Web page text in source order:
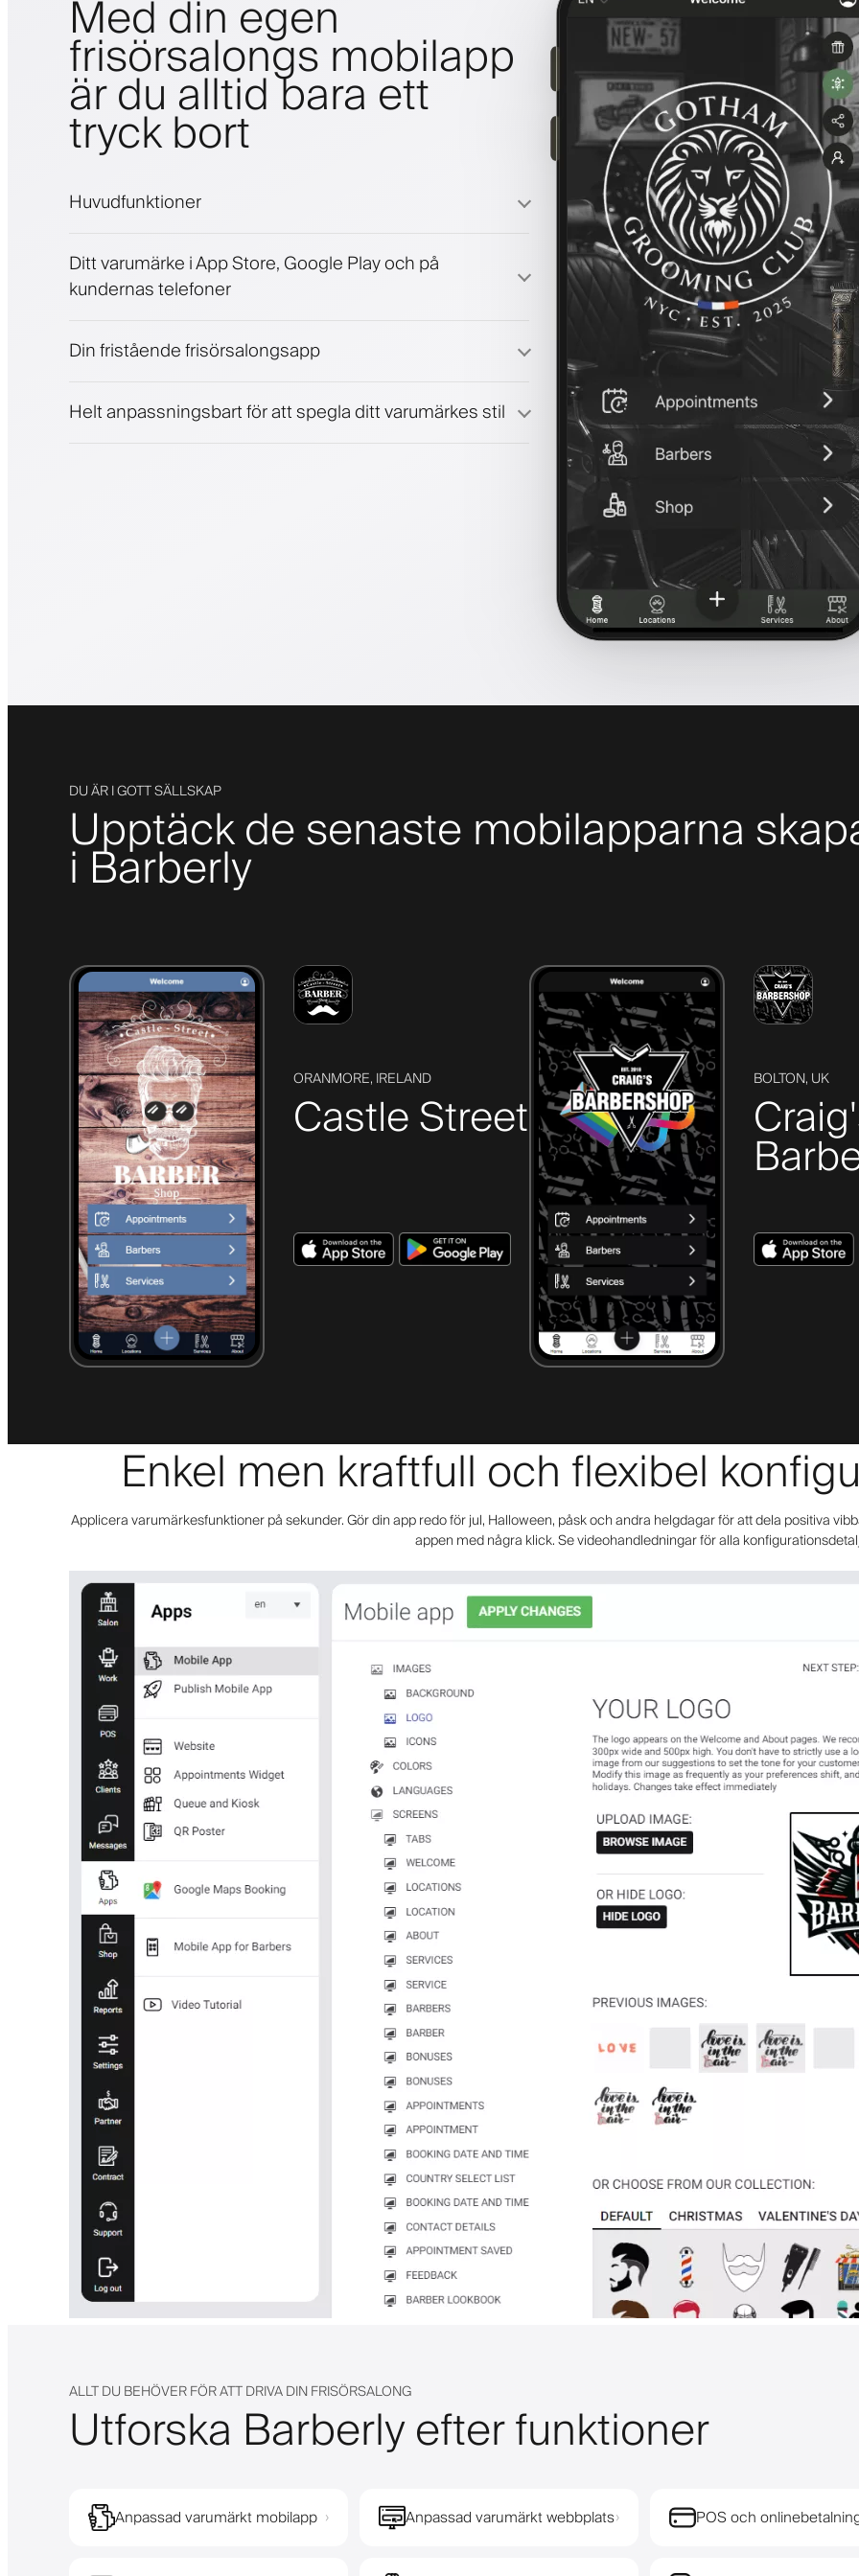
Med din egen
frisörsalongs mobilapp
är du alltid bara ett
tryck bort
Huvudfunktioner
Betalningar, depositionsavgift
Sälj skönhetsprodukter
Ditt varumärke i App Store, Google Play och på
kundernas telefoner
Din fristående frisörsalongsapp
Helt anpassningsbart för att spegla ditt varumärkes stil
DU ÄR I GOTT SÄLLSKAP
Upptäck de senaste mobilapparna
i Barberly
ORANMORE, IRELAND
Castle Street
BOLTON, UK
Enkel men kraftfull och flexibel
Applicera varumärkesfunktioner på sekunder. Gör din app redo för jul, Halloween, påsk och andra helgdagar för att dela positiva
appen med några klick. Se videohandledningar för alla
ALLT DU BEHÖVER FÖR ATT DRIVA DIN FRISÖRSALONG
Utforska Barberly efter funktioner
Anpassad varumärkt mobilapp › Anpassad varumärkt webbplats› POS och